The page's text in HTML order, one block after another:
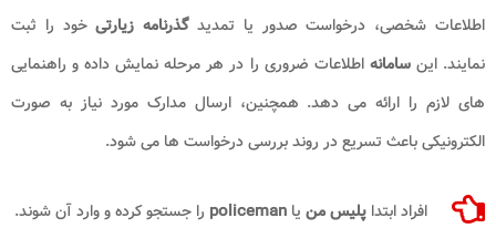
اطلاعات شخصی، درخواست صدور یا تمدیدگذرنامه زیارتیخود را ثبت
نمایند. اینسامانهاطلاعات ضروری را در هر مرحله نمایش داده و راهنمایی
های لازم را ارائه می دهد. همچنین، ارسال مدارک مورد نیاز به صورت
الکترونیکی باعث تسریع در روند بررسی درخواست ها می شود.
افراد ابتدا پلیس من یا policeman​ را جستجو کرده و وارد آن شوند.